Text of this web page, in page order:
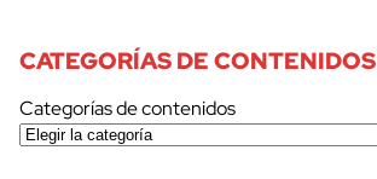
CATEGORÍAS DE CONTENIDOS
Categorías de contenidos